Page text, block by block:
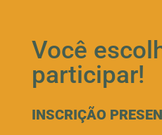
Você
participar!
INSCRIÇÃO